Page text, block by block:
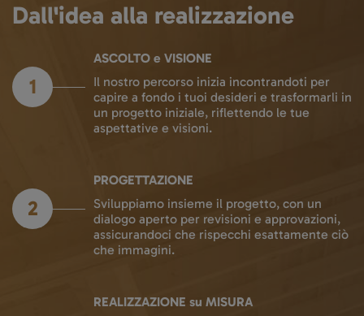
Dall'idea alla realizzazione
ASCOLTO e VISIONE
Il nostro percorso inizia incontrandoti per
capire a fondo i tuoi desideri e trasformarli in
un progetto iniziale, riflettendo le tue
aspettative e visioni.
1
PROGETTAZIONE
Sviluppiamo insieme il progetto, con un
dialogo aperto per revisioni e approvazioni,
assicurandoci che rispecchi esattamente ciò
che immagini.
2
REALIZZAZIONE su MISURA